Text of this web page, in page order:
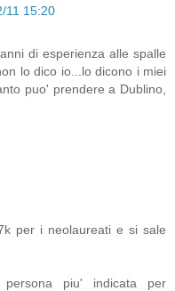
11 15:20
di esperienza alle spalle
lo dico io...lo dicono i miei
puo' prendere a Dublino,
per i neolaureati e si sale
piu' indicata per